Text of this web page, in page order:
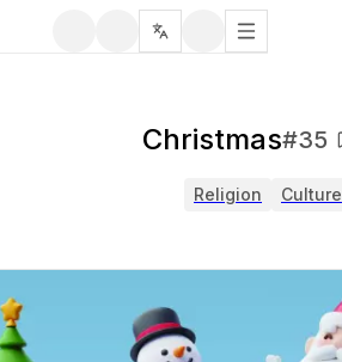
Christmas#35
Religion Culture